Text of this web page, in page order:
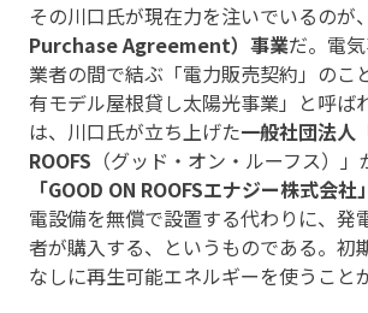
その川口氏が現在力を注いでいるのが、
Purchase Agreement）事業だ。電
業者の間で結ぶ「電力販売契約」のこ
有モデル屋根貸し太陽光事業」と呼ば
は、川口氏が立ち上げた一般社団法人
ROOFS （グッド・オン・ルーフス）
「GOOD ON ROOFSエナジー株式会社」
電設備を無償で設置する代わりに、発
者が購入する、というものである。初
なしに再生可能エネルギーを使うこと